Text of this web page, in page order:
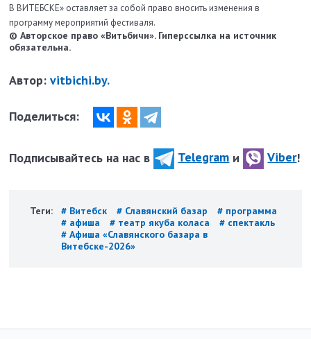
В ВИТЕБСКЕ» оставляет за собой право вносить изменения в
программу мероприятий фестиваля.
© Авторское право «Витьбичи». Гиперссылка на источник
обязательна.
Автор:vitbichi.by.
Поделиться:
Подписывайтесь на нас в Telegram и Viber!
Теги: # Витебск # Славянский базар
# программа
# афиша
# театр якуба коласа
# спектакль
# Афиша «Славянского базара в
Витебске-2026»